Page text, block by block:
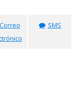
Correo
SMS